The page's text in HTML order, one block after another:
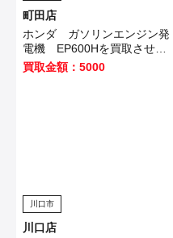
町田店
ホンダ ガソリンエンジン発
電機 EP600Hを買取させて
いただきました
買取金額：5000
川口市
川口店